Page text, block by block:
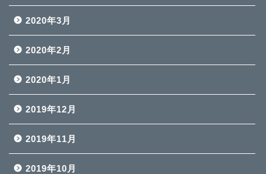
2020年3月
2020年2月
2020年1月
2019年12月
2019年11月
2019年10月